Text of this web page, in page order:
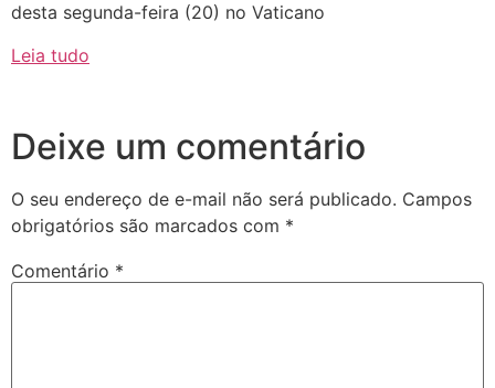
desta segunda-feira (20) no Vaticano
Leia tudo
Deixe um comentário
O seu endereço de e-mail não será publicado. Campos
obrigatórios são marcados com *
Comentário *